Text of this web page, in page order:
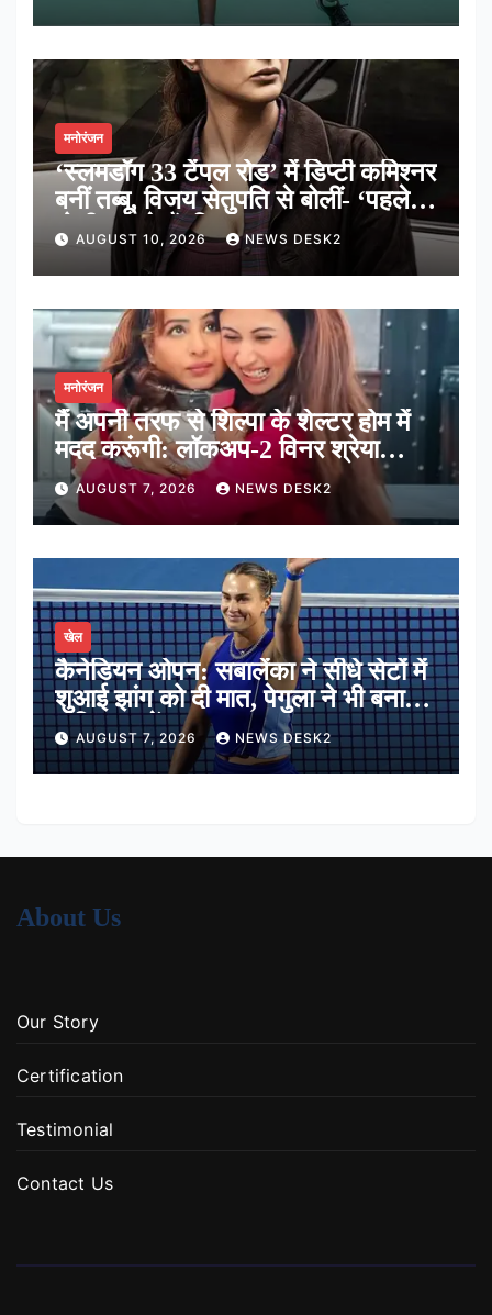
मनोरंजन
‘स्लमडॉग 33 टेंपल रोड’ में डिप्टी कमिश्नर
बनीं तब्बू, विजय सेतुपति से बोलीं- ‘पहले
गोली चलाते हैं, फिर बात’
AUGUST 10, 2026 NEWS DESK2
मनोरंजन
मैं अपनी तरफ से शिल्पा के शेल्टर होम में
मदद करूंगी: लॉकअप-2 विनर श्रेया
कालरा
AUGUST 7, 2026 NEWS DESK2
खेल
कैनेडियन ओपन: सबालेंका ने सीधे सेटों में
शुआई झांग को दी मात, पेगुला ने भी बनाई
अंतिम 16 में जगह
AUGUST 7, 2026 NEWS DESK2
About Us
Our Story
Certification
Testimonial
Contact Us